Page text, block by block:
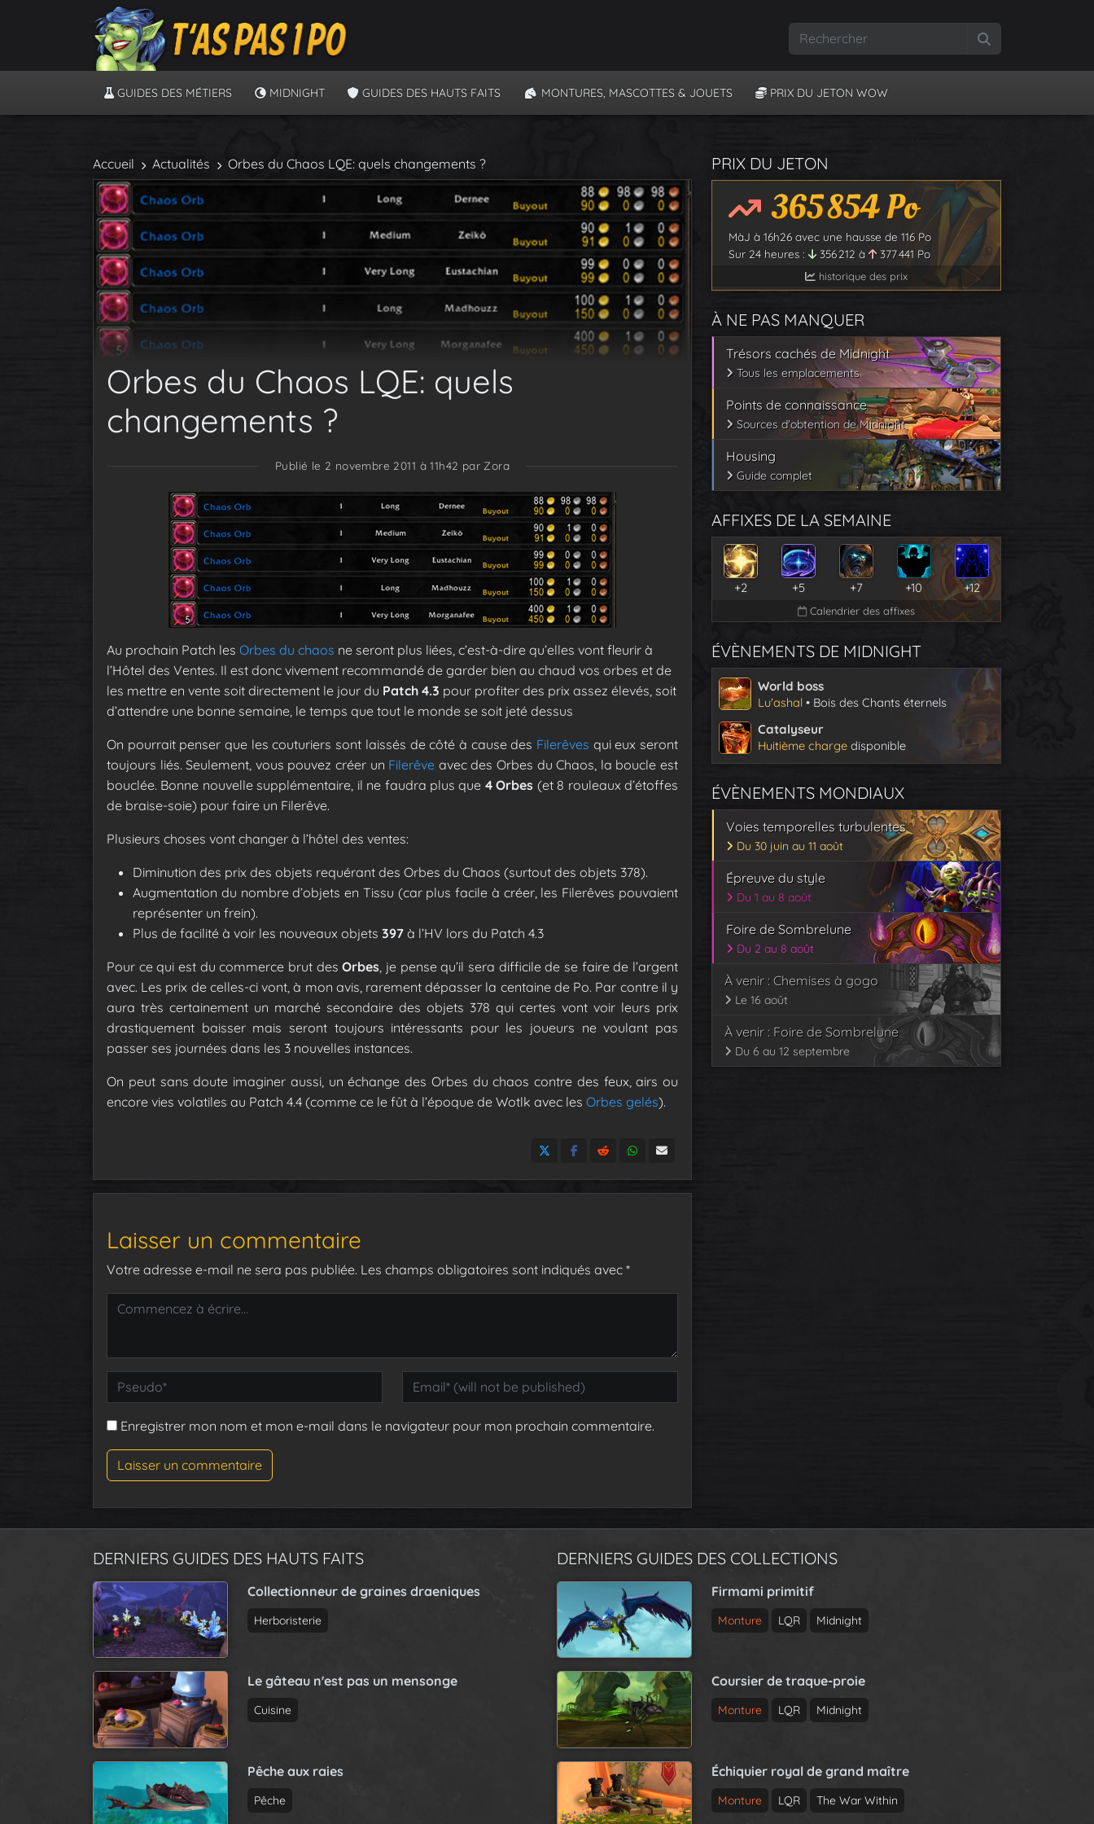
GUIDES DES MÉTIERS MIDNIGHT GUIDES DES HAUTS FAITS MONTURES, MASCOTTES & JOUETS PRIX DU JETON WOW
Accueil Actualités Orbes du Chaos LQE: quels changements ?
Orbes du Chaos LQE: quels
changements ?
Publié le 2 novembre 2011 à 11h42 par Zora
Au prochain Patch les Orbes du chaos ne seront plus liées, c’est-à-dire qu’elles vont fleurir à
l’Hôtel des Ventes. Il est donc vivement recommandé de garder bien au chaud vos orbes et de
les mettre en vente soit directement le jour du Patch 4.3 pour profiter des prix assez élevés, soit
d’attendre une bonne semaine, le temps que tout le monde se soit jeté dessus
On pourrait penser que les couturiers sont laissés de côté à cause des Filerêves qui eux seront
toujours liés. Seulement, vous pouvez créer un Filerêve avec des Orbes du Chaos, la boucle est
bouclée. Bonne nouvelle supplémentaire, il ne faudra plus que 4 Orbes (et 8 rouleaux d’étoffes
de braise-soie) pour faire un Filerêve.
Plusieurs choses vont changer à l’hôtel des ventes:
Diminution des prix des objets requérant des Orbes du Chaos (surtout des objets 378).
Augmentation du nombre d’objets en Tissu (car plus facile à créer, les Filerêves pouvaient
représenter un frein).
Plus de facilité à voir les nouveaux objets 397 à l’HV lors du Patch 4.3
Pour ce qui est du commerce brut desOrbes, je pense qu’il sera difficile de se faire de l’argent
avec. Les prix de celles-ci vont, à mon avis, rarement dépasser la centaine de Po. Par contre il y
aura très certainement un marché secondaire des objets 378 qui certes vont voir leurs prix
drastiquement baisser mais seront toujours intéressants pour les joueurs ne voulant pas
passer ses journées dans les 3 nouvelles instances.
On peut sans doute imaginer aussi, un échange des Orbes du chaos contre des feux, airs ou
encore vies volatiles au Patch 4.4 (comme ce le fût à l’époque de Wotlk avec les Orbes gelés).
Laisser un commentaire
Votre adresse e-mail ne sera pas publiée. Les champs obligatoires sont indiqués avec *
Enregistrer mon nom et mon e-mail dans le navigateur pour mon prochain commentaire.
PRIX DU JETON
365 854Po
MàJ à 16h26 avec une hausse de 116Po
Sur 24 heures :
356 212 à 377 441 Po
historique des prix
À NE PAS MANQUER
Trésors cachés de Midnight
Tous les emplacements
Points de connaissance
Sources d'obtention de Midnight
Housing
Guide complet
AFFIXES DE LA SEMAINE
+2 +5 +7 +10 +12
Calendrier des affixes
ÉVÈNEMENTS DE MIDNIGHT
World boss
Lu'ashal • Bois des Chants éternels
Catalyseur
Huitième charge disponible
ÉVÈNEMENTS MONDIAUX
Voies temporelles turbulentes
Du 30 juin au 11 août
Épreuve du style
Du 1 au 8 août
Foire de Sombrelune
Du 2 au 8 août
À venir : Chemises à gogo
Le 16 août
À venir : Foire de Sombrelune
Du 6 au 12 septembre
DERNIERS GUIDES DES HAUTS FAITS
Collectionneur de graines draeniques
Herboristerie
Le gâteau n'est pas un mensonge
Cuisine
Pêche aux raies
Pêche
DERNIERS GUIDES DES COLLECTIONS
Firmami primitif
Monture LQR Midnight
Coursier de traque-proie
Monture LQR Midnight
Échiquier royal de grand maître
Monture LQR The War Within